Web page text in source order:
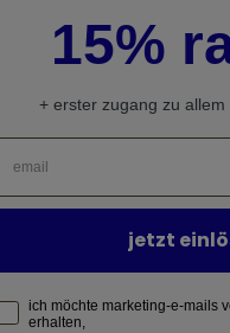
15%
+ erster zugang zu allem
jetzt
ich möchte marketing-e-mails
erhalten,